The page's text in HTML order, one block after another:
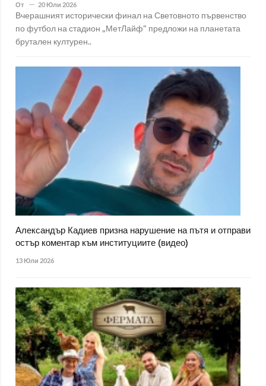
От 20 Юли 2026
Вчерашният исторически финал на Световното първенство
по футбол на стадион „МетЛайф“ предложи на планетата
брутален културен..
Александър Кадиев призна нарушение на пътя и отправи
остър коментар към институциите (видео)
13 Юли 2026